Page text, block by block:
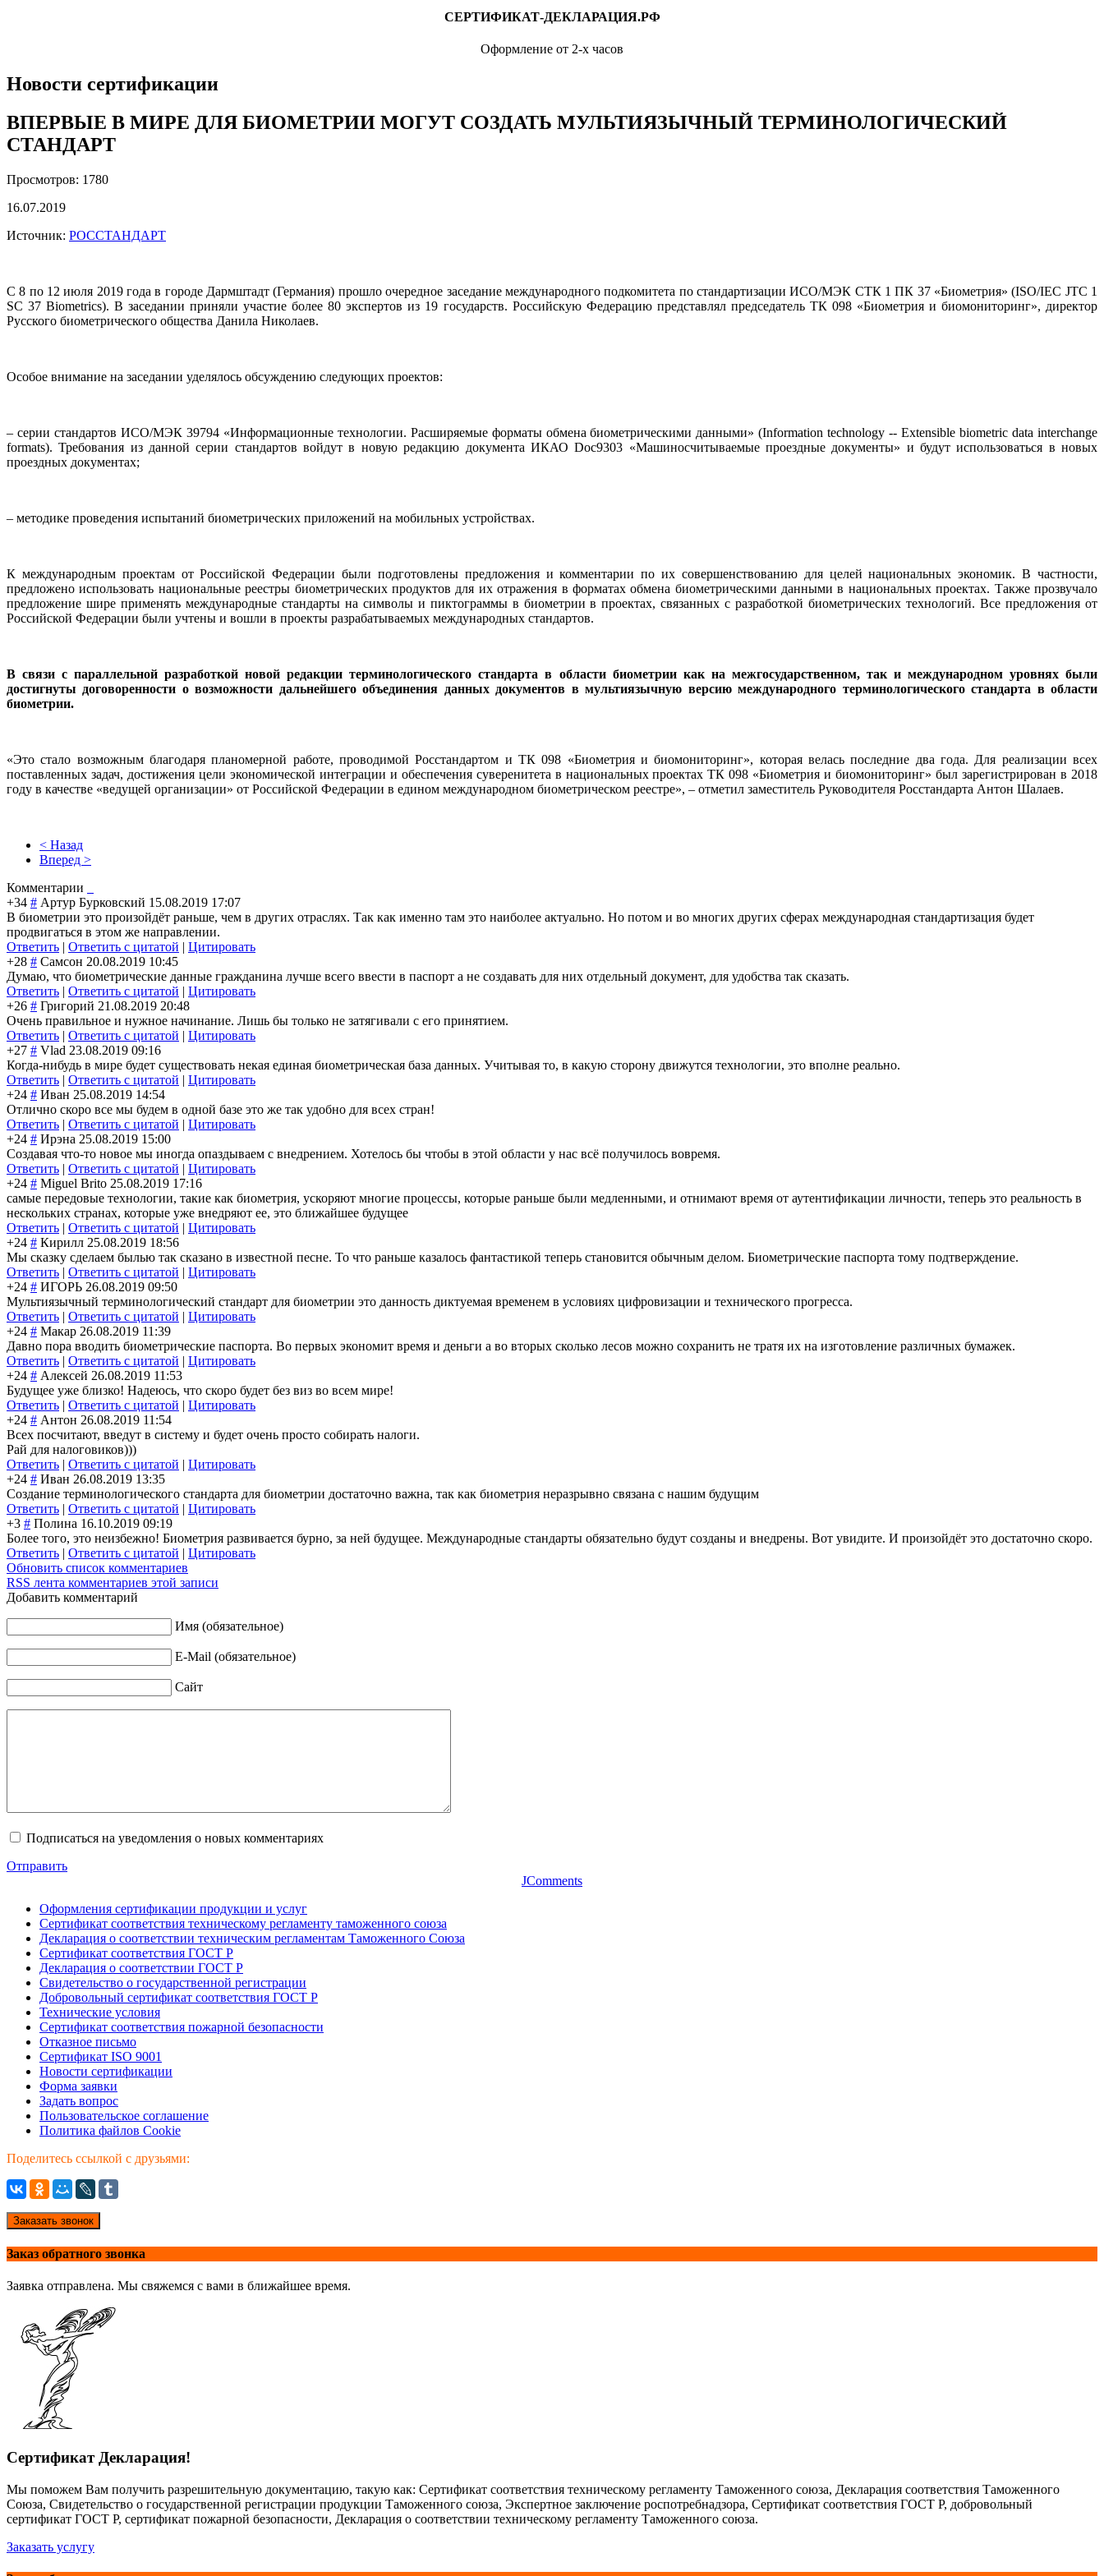
СЕРТИФИКАТ-ДЕКЛАРАЦИЯ.РФ
Оформление от 2-х часов
Новости сертификации
ВПЕРВЫЕ В МИРЕ ДЛЯ БИОМЕТРИИ МОГУТ СОЗДАТЬ МУЛЬТИЯЗЫЧНЫЙ ТЕРМИНОЛОГИЧЕСКИЙ
СТАНДАРТ
Просмотров: 1780
16.07.2019
Источник: РОССТАНДАРТ
С 8 по 12 июля 2019 года в городе Дармштадт (Германия) прошло очередное заседание международного подкомитета по стандартизации ИСО/МЭК СТК 1 ПК 37 «Биометрия» (ISO/IEC JTC 1
SC 37 Biometrics). В заседании приняли участие более 80 экспертов из 19 государств. Российскую Федерацию представлял председатель ТК 098 «Биометрия и биомониторинг», директор
Русского биометрического общества Данила Николаев.
Особое внимание на заседании уделялось обсуждению следующих проектов:
– серии стандартов ИСО/МЭК 39794 «Информационные технологии. Расширяемые форматы обмена биометрическими данными» (Information technology -- Extensible biometric data interchange
formats). Требования из данной серии стандартов войдут в новую редакцию документа ИКАО Doc9303 «Машиносчитываемые проездные документы» и будут использоваться в новых
проездных документах;
– методике проведения испытаний биометрических приложений на мобильных устройствах.
К международным проектам от Российской Федерации были подготовлены предложения и комментарии по их совершенствованию для целей национальных экономик. В частности,
предложено использовать национальные реестры биометрических продуктов для их отражения в форматах обмена биометрическими данными в национальных проектах. Также прозвучало
предложение шире применять международные стандарты на символы и пиктограммы в биометрии в проектах, связанных с разработкой биометрических технологий. Все предложения от
Российской Федерации были учтены и вошли в проекты разрабатываемых международных стандартов.
В связи с параллельной разработкой новой редакции терминологического стандарта в области биометрии как на межгосударственном, так и международном уровнях были
достигнуты договоренности о возможности дальнейшего объединения данных документов в мультиязычную версию международного терминологического стандарта в области
биометрии.
«Это стало возможным благодаря планомерной работе, проводимой Росстандартом и ТК 098 «Биометрия и биомониторинг», которая велась последние два года. Для реализации всех
поставленных задач, достижения цели экономической интеграции и обеспечения суверенитета в национальных проектах ТК 098 «Биометрия и биомониторинг» был зарегистрирован в 2018
году в качестве «ведущей организации» от Российской Федерации в едином международном биометрическом реестре», – отметил заместитель Руководителя Росстандарта Антон Шалаев.
< Назад
Вперед >
Комментарии
+34 # Артур Бурковский 15.08.2019 17:07
В биометрии это произойдёт раньше, чем в других отраслях. Так как именно там это наиболее актуально. Но потом и во многих других сферах международная стандартизация будет
продвигаться в этом же направлении.
Ответить | Ответить с цитатой | Цитировать
+28 # Самсон 20.08.2019 10:45
Думаю, что биометрические данные гражданина лучше всего ввести в паспорт а не создавать для них отдельный документ, для удобства так сказать.
Ответить | Ответить с цитатой | Цитировать
+26 # Григорий 21.08.2019 20:48
Очень правильное и нужное начинание. Лишь бы только не затягивали с его принятием.
Ответить | Ответить с цитатой | Цитировать
+27 # Vlad 23.08.2019 09:16
Когда-нибудь в мире будет существовать некая единая биометрическая база данных. Учитывая то, в какую сторону движутся технологии, это вполне реально.
Ответить | Ответить с цитатой | Цитировать
+24 # Иван 25.08.2019 14:54
Отлично скоро все мы будем в одной базе это же так удобно для всех стран!
Ответить | Ответить с цитатой | Цитировать
+24 # Ирэна 25.08.2019 15:00
Создавая что-то новое мы иногда опаздываем с внедрением. Хотелось бы чтобы в этой области у нас всё получилось вовремя.
Ответить | Ответить с цитатой | Цитировать
+24 # Miguel Brito 25.08.2019 17:16
самые передовые технологии, такие как биометрия, ускоряют многие процессы, которые раньше были медленными, и отнимают время от аутентификации личности, теперь это реальность в
нескольких странах, которые уже внедряют ее, это ближайшее будущее
Ответить | Ответить с цитатой | Цитировать
+24 # Кирилл 25.08.2019 18:56
Мы сказку сделаем былью так сказано в известной песне. То что раньше казалось фантастикой теперь становится обычным делом. Биометрические паспорта тому подтверждение.
Ответить | Ответить с цитатой | Цитировать
+24 # ИГОРЬ 26.08.2019 09:50
Мультиязычный терминологический стандарт для биометрии это данность диктуемая временем в условиях цифровизации и технического прогресса.
Ответить | Ответить с цитатой | Цитировать
+24 # Макар 26.08.2019 11:39
Давно пора вводить биометрические паспорта. Во первых экономит время и деньги а во вторых сколько лесов можно сохранить не тратя их на изготовление различных бумажек.
Ответить | Ответить с цитатой | Цитировать
+24 # Алексей 26.08.2019 11:53
Будущее уже близко! Надеюсь, что скоро будет без виз во всем мире!
Ответить | Ответить с цитатой | Цитировать
+24 # Антон 26.08.2019 11:54
Всех посчитают, введут в систему и будет очень просто собирать налоги.
Рай для налоговиков)))
Ответить | Ответить с цитатой | Цитировать
+24 # Иван 26.08.2019 13:35
Создание терминологического стандарта для биометрии достаточно важна, так как биометрия неразрывно связана с нашим будущим
Ответить | Ответить с цитатой | Цитировать
+3 # Полина 16.10.2019 09:19
Более того, это неизбежно! Биометрия развивается бурно, за ней будущее. Международные стандарты обязательно будут созданы и внедрены. Вот увидите. И произойдёт это достаточно скоро.
Ответить | Ответить с цитатой | Цитировать
Обновить список комментариев
RSS лента комментариев этой записи
Добавить комментарий
Имя (обязательное)
E-Mail (обязательное)
Сайт
Подписаться на уведомления о новых комментариях
Отправить
JComments
Оформления сертификации продукции и услуг
Сертификат соответствия техническому регламенту таможенного союза
Декларация о соответствии техническим регламентам Таможенного Союза
Сертификат соответствия ГОСТ Р
Декларация о соответствии ГОСТ Р
Свидетельство о государственной регистрации
Добровольный сертификат соответствия ГОСТ Р
Технические условия
Сертификат соответствия пожарной безопасности
Отказное письмо
Сертификат ISO 9001
Новости сертификации
Форма заявки
Задать вопрос
Пользовательское соглашение
Политика файлов Cookie
Поделитесь ссылкой с друзьями:
Заказать звонок
Заказ обратного звонка
Заявка отправлена. Мы свяжемся с вами в ближайшее время.
Сертификат Декларация!
Мы поможем Вам получить разрешительную документацию, такую как: Сертификат соответствия техническому регламенту Таможенного союза, Декларация соответствия Таможенного
Союза, Свидетельство о государственной регистрации продукции Таможенного союза, Экспертное заключение роспотребнадзора, Сертификат соответствия ГОСТ Р, добровольный
сертификат ГОСТ Р, сертификат пожарной безопасности, Декларация о соответствии техническому регламенту Таможенного союза.
Заказать услугу